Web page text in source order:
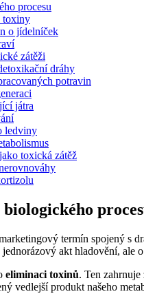
procesu
toxiny
o jídelníček
zátěži
dráhy
potravin
játra
ledviny
toxická zátěž
termín spojený s
akt hladovění, ale
eliminaci toxinů. Ten
vedlejší produkt našeho